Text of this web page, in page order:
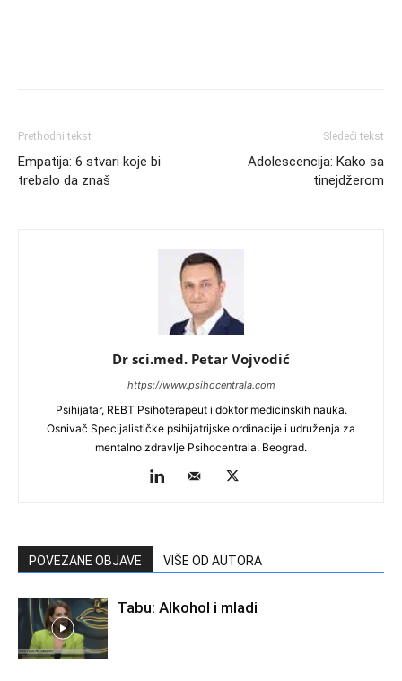
Prethodni tekst
Empatija: 6 stvari koje bi
trebalo da znaš
Sledeći tekst
Adolescencija: Kako sa
tinejdžerom
Dr sci.med. Petar Vojvodić
https://www.psihocentrala.com
Psihijatar, REBT Psihoterapeut i doktor medicinskih nauka.
Osnivač Specijalističke psihijatrijske ordinacije i udruženja za
mentalno zdravlje Psihocentrala, Beograd.
POVEZANE OBJAVE VIŠE OD AUTORA
Tabu: Alkohol i mladi